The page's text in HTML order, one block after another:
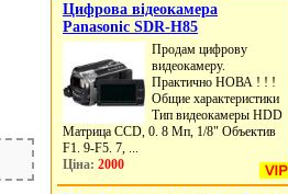
Цифрова відеокамера
Panasonic SDR-H85
Продам цифрову
видеокамеру.
Практично НОВА ! ! !
Общие характеристики
Тип видеокамеры HDD
Матрица CCD, 0. 8 Мп, 1/8" Объектив
F1. 9-F5. 7, ...
Ціна: 2000